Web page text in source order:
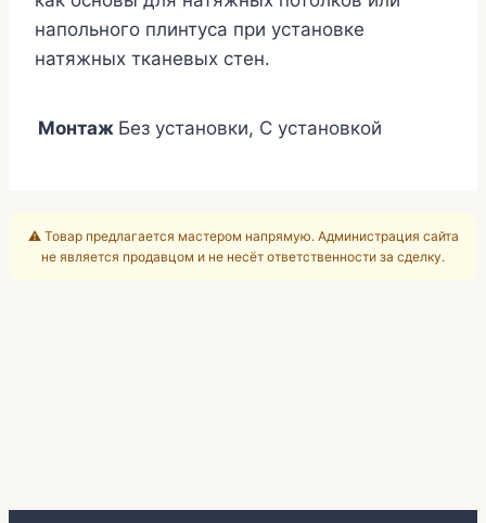
напольного плинтуса при установке
натяжных тканевых стен.
Монтаж Без установки, С установкой
⚠️ Товар предлагается мастером напрямую. Администрация сайта
не является продавцом и не несёт ответственности за сделку.